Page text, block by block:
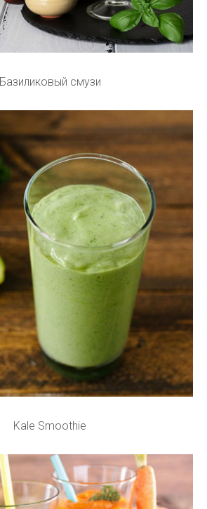
Базиликовый смузи
Kale Smoothie